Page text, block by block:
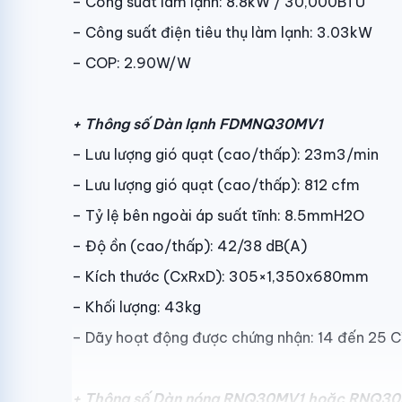
– Công suất điện tiêu thụ làm lạnh: 3.03kW
– COP: 2.90W/W
+ Thông số Dàn lạnh FDMNQ30MV1
– Lưu lượng gió quạt (cao/thấp): 23m3/min
– Lưu lượng gió quạt (cao/thấp): 812 cfm
– Tỷ lệ bên ngoài áp suất tĩnh: 8.5mmH2O
– Độ ồn (cao/thấp): 42/38 dB(A)
– Kích thước (CxRxD): 305×1,350x680mm
– Khối lượng: 43kg
– Dãy hoạt động được chứng nhận: 14 đến 25
+ Thông số Dàn nóng RNQ30MV1 hoặc